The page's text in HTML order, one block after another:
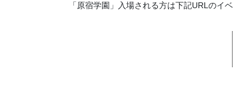
「原宿学園」入場される方は下記URLの